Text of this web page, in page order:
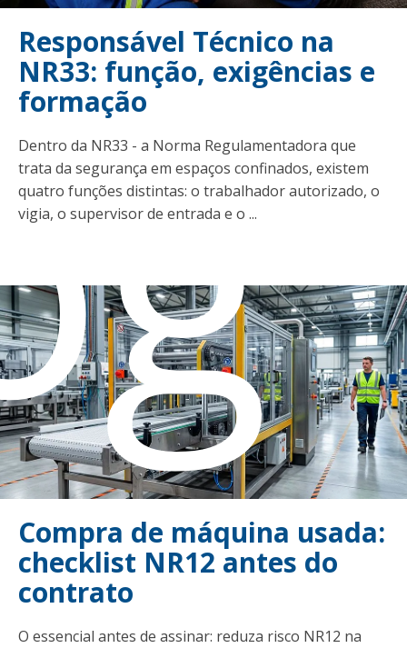
Responsável Técnico na
NR33: função, exigências e
formação
Dentro da NR33 - a Norma Regulamentadora que
trata da segurança em espaços confinados, existem
quatro funções distintas: o trabalhador autorizado, o
vigia, o supervisor de entrada e o ...
Compra de máquina usada:
checklist NR12 antes do
contrato
O essencial antes de assinar: reduza risco NR12 na